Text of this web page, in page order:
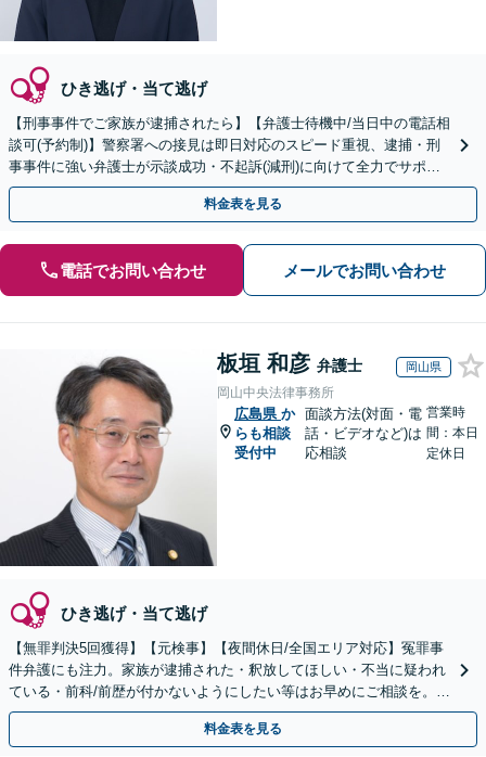
ひき逃げ・当て逃げ
【刑事事件でご家族が逮捕されたら】【弁護士待機中/当日中の電話相
談可(予約制)】警察署への接見は即日対応のスピード重視、逮捕・刑
事事件に強い弁護士が示談成功・不起訴(減刑)に向けて全力でサポー
トします。【加害者側の相談専門】
料金表を見る
電話でお問い合わせ メールでお問い合わせ
板垣 和彦 弁護士 岡山県
岡山中央法律事務所
広島県 か
らも相談
受付中
面談方法(対面・電
話・ビデオなど)は
応相談
営業時
間：本日
定休日
ひき逃げ・当て逃げ
【無罪判決5回獲得】【元検事】【夜間休日/全国エリア対応】冤罪事
件弁護にも注力。家族が逮捕された・釈放してほしい・不当に疑われ
ている・前科/前歴が付かないようにしたい等はお早めにご相談を。迅
速に的確な対応に定評あり【分割払い可】
料金表を見る